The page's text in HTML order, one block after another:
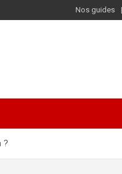
Nos guides
?